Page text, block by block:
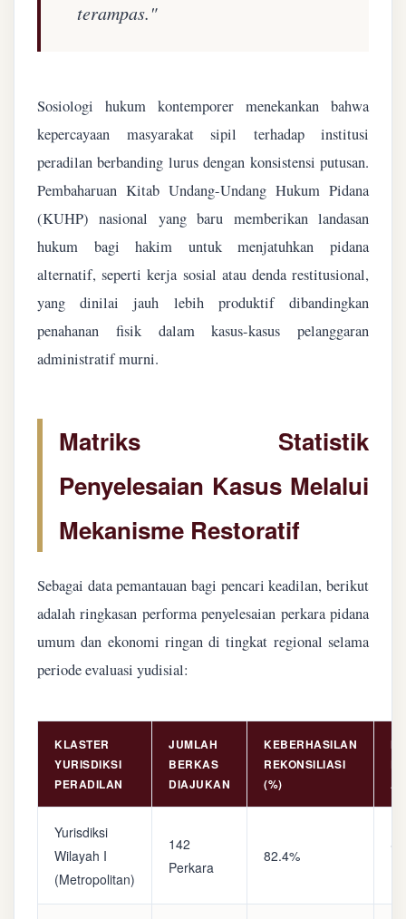
terampas."
Sosiologi hukum kontemporer menekankan bahwa
kepercayaan masyarakat sipil terhadap institusi
peradilan berbanding lurus dengan konsistensi putusan.
Pembaharuan Kitab Undang-Undang Hukum Pidana
(KUHP) nasional yang baru memberikan landasan
hukum bagi hakim untuk menjatuhkan pidana
alternatif, seperti kerja sosial atau denda restitusional,
yang dinilai jauh lebih produktif dibandingkan
penahanan fisik dalam kasus-kasus pelanggaran
administratif murni.
Matriks Statistik
Penyelesaian Kasus Melalui
Mekanisme Restoratif
Sebagai data pemantauan bagi pencari keadilan, berikut
adalah ringkasan performa penyelesaian perkara pidana
umum dan ekonomi ringan di tingkat regional selama
periode evaluasi yudisial:
KLASTER
YURISDIKSI
PERADILAN
JUMLAH
BERKAS
DIAJUKAN
KEBERHASILAN
REKONSILIASI
(%)
Yurisdiksi
Wilayah I
(Metropolitan)
142
Perkara
82.4%